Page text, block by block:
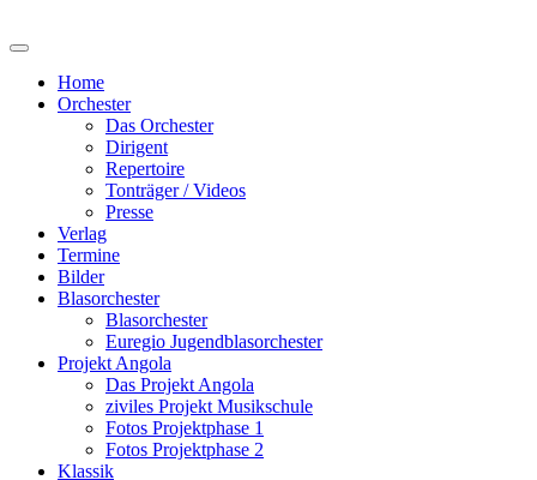
Home
Orchester
Das Orchester
Dirigent
Repertoire
Tonträger / Videos
Presse
Verlag
Termine
Bilder
Blasorchester
Blasorchester
Euregio Jugendblasorchester
Projekt Angola
Das Projekt Angola
ziviles Projekt Musikschule
Fotos Projektphase 1
Fotos Projektphase 2
Klassik